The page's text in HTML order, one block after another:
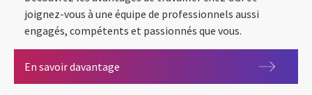
joignez-vous à une équipe de professionnels aussi
engagés, compétents et passionnés que vous.
En savoir davantage
Investisseurs
ESG